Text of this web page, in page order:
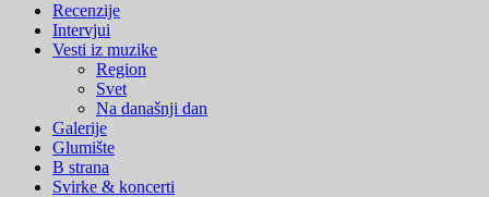
Recenzije
Intervjui
Vesti iz muzike
Region
Svet
Na današnji dan
Galerije
Glumište
B strana
Svirke & koncerti